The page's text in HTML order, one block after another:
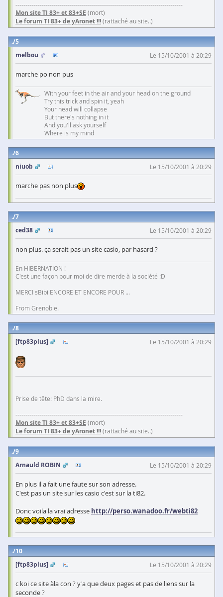
------------------------------------------------------------------------------------
Mon site TI 83+ et 83+SE (mort)
Le forum TI 83+ de yAronet !!!(rattaché au site..)
5
melbou
Le 15/10/2001 à 20:29
marche po non pus
With your feet in the air and your head on the ground
Try this trick and spin it, yeah
Your head will collapse
But there's nothing in it
And you'll ask yourself
Where is my mind
6
niuob
Le 15/10/2001 à 20:29
marche pas non plus
7
ced38
Le 15/10/2001 à 20:29
non plus. ça serait pas un site casio, par hasard ?
En HIBERNATION !
C'est une façon pour moi de dire merde à la société :D
MERCI sBibi ENCORE ET ENCORE POUR ...
From Grenoble.
8
[ftp83plus]
Le 15/10/2001 à 20:29
Prise de tête: PhD dans la mire.
------------------------------------------------------------------------------------
Mon site TI 83+ et 83+SE (mort)
Le forum TI 83+ de yAronet !!!(rattaché au site..)
9
Arnauld ROBIN
Le 15/10/2001 à 20:29
En plus il a fait une faute sur son adresse.
C'est pas un site sur les casio c'est sur la ti82.
Donc voila la vrai adresse http://perso.wanadoo.fr/webti82
10
[ftp83plus]
Le 15/10/2001 à 20:29
c koi ce site àla con ? y'a que deux pages et pas de liens sur la
seconde ?